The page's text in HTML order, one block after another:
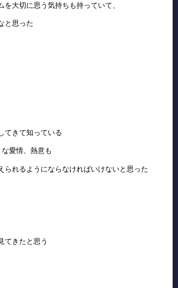
大切に思う気持ちも持っていて、
と思った
てきて知っている
愛情、熱意も
られるようにならなければいけないと思った
てきたと思う